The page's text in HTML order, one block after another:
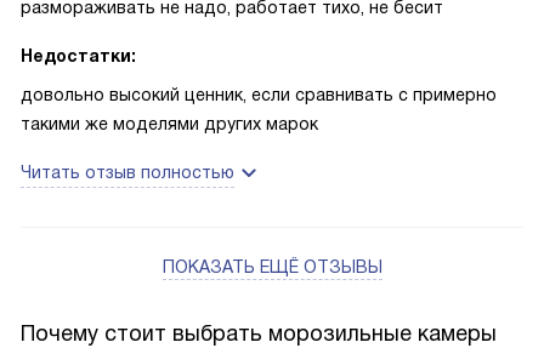
размораживать не надо, работает тихо, не бесит
Недостатки:
довольно высокий ценник, если сравнивать с примерно
такими же моделями других марок
Читать отзыв полностью
ПОКАЗАТЬ ЕЩЁ ОТЗЫВЫ
Почему стоит выбрать морозильные камеры